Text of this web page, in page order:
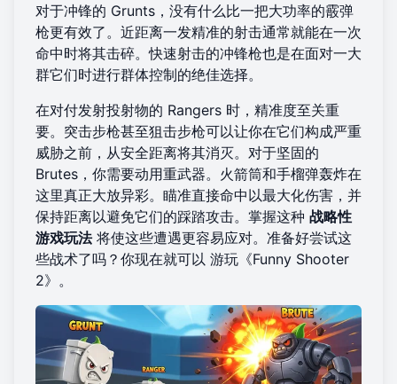
对于冲锋的 Grunts，没有什么比一把大功率的霰弹
枪更有效了。近距离一发精准的射击通常就能在一次
命中时将其击碎。快速射击的冲锋枪也是在面对一大
群它们时进行群体控制的绝佳选择。
在对付发射投射物的 Rangers 时，精准度至关重
要。突击步枪甚至狙击步枪可以让你在它们构成严重
威胁之前，从安全距离将其消灭。对于坚固的
Brutes，你需要动用重武器。火箭筒和手榴弹轰炸在
这里真正大放异彩。瞄准直接命中以最大化伤害，并
保持距离以避免它们的踩踏攻击。掌握这种 战略性
游戏玩法将使这些遭遇更容易应对。准备好尝试这
些战术了吗？你现在就可以 游玩《Funny Shooter
2》 。